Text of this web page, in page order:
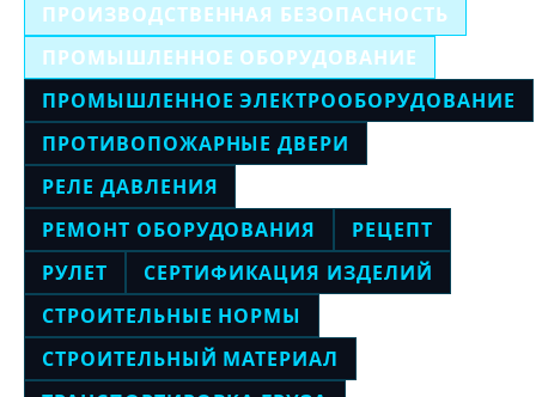
ПРОИЗВОДСТВЕННАЯ БЕЗОПАСНОСТЬ
ПРОМЫШЛЕННОЕ ОБОРУДОВАНИЕ
ПРОМЫШЛЕННОЕ ЭЛЕКТРООБОРУДОВАНИЕ
ПРОТИВОПОЖАРНЫЕ ДВЕРИ
РЕЛЕ ДАВЛЕНИЯ
РЕМОНТ ОБОРУДОВАНИЯ
РЕЦЕПТ
РУЛЕТ
СЕРТИФИКАЦИЯ ИЗДЕЛИЙ
СТРОИТЕЛЬНЫЕ НОРМЫ
СТРОИТЕЛЬНЫЙ МАТЕРИАЛ